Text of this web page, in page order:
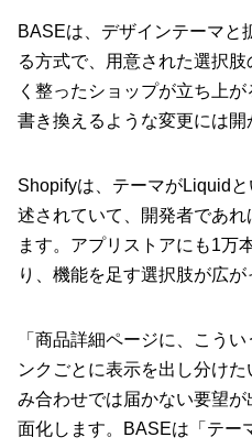
BASEは、デザインテーマと
る方式で、用意された選択
く整ったショップが立ち上
書き換えるような変更には開
Shopifyは、テーマがLiquid
述されていて、開発者であ
ます。アプリストアにも1万
り、機能を足す選択肢が広が
「商品詳細ページに、こう
ンクごとに表示を出し分け
み合わせでは届かない要望
面化します。BASEは「テー